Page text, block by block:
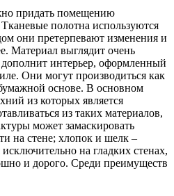
придать помещению
полотна используются
они претерпевают изменения и
Материал выглядит очень
интерьер, оформленный
Они могут производиться как
основе. В основном
из которых является
из таких материалов,
может замаскировать
на стене; хлопок и шелк –
на гладких стенах,
и дорого. Среди преимуществ